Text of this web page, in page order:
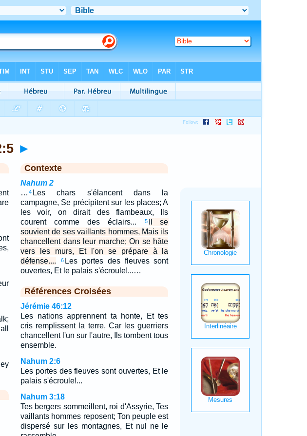
►
Contexte
Nahum 2
… 4 Les chars s'élancent dans la
campagne, Se précipitent sur les places; A
les voir, on dirait des flambeaux, Ils
courent comme des éclairs...
5
Il se
souvient de ses vaillants hommes, Mais ils
chancellent dans leur marche; On se hâte
vers les murs, Et l'on se prépare à la
défense....
6 Les portes des fleuves sont
ouvertes, Et le palais s'écroule!...…
Références Croisées
Jérémie 46:12
Les nations apprennent ta honte, Et tes
cris remplissent la terre, Car les guerriers
chancellent l'un sur l'autre, Ils tombent tous
ensemble.
Nahum 2:6
Les portes des fleuves sont ouvertes, Et le
palais s'écroule!...
Nahum 3:18
Tes bergers sommeillent, roi d'Assyrie, Tes
vaillants hommes reposent; Ton peuple est
dispersé sur les montagnes, Et nul ne le